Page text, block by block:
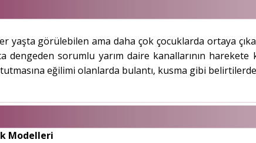
yaşta görülebilen ama daha çok çocuklarda ortaya
dengeden sorumlu yarım daire kanallarının harekete
eğilimi olanlarda bulantı, kusma gibi
Modelleri